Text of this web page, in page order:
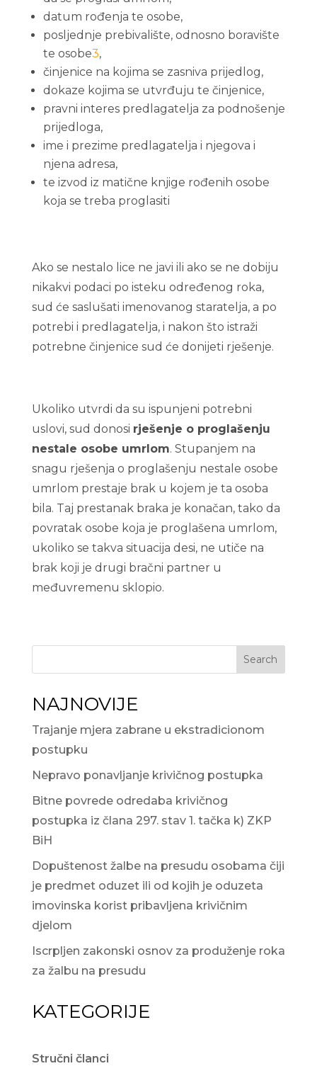
datum rođenja te osobe,
posljednje prebivalište, odnosno boravište
te osobe3,
činjenice na kojima se zasniva prijedlog,
dokaze kojima se utvrđuju te činjenice,
pravni interes predlagatelja za podnošenje
prijedloga,
ime i prezime predlagatelja i njegova i
njena adresa,
te izvod iz matične knjige rođenih osobe
koja se treba proglasiti
Ako se nestalo lice ne javi ili ako se ne dobiju
nikakvi podaci po isteku određenog roka,
sud će saslušati imenovanog staratelja, a po
potrebi i predlagatelja, i nakon što istraži
potrebne činjenice sud će donijeti rješenje.
Ukoliko utvrdi da su ispunjeni potrebni
uslovi, sud donosi rješenje o proglašenju
nestale osobe umrlom. Stupanjem na
snagu rješenja o proglašenju nestale osobe
umrlom prestaje brak u kojem je ta osoba
bila. Taj prestanak braka je konačan, tako da
povratak osobe koja je proglašena umrlom,
ukoliko se takva situacija desi, ne utiče na
brak koji je drugi bračni partner u
međuvremenu sklopio.
Search
NAJNOVIJE
Trajanje mjera zabrane u ekstradicionom
postupku
Nepravo ponavljanje krivičnog postupka
Bitne povrede odredaba krivičnog
postupka iz člana 297. stav 1. tačka k) ZKP
BiH
Dopuštenost žalbe na presudu osobama čiji
je predmet oduzet ili od kojih je oduzeta
imovinska korist pribavljena krivičnim
djelom
Iscrpljen zakonski osnov za produženje roka
za žalbu na presudu
KATEGORIJE
Stručni članci